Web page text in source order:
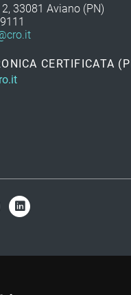
33081 Aviano (PN)
CERTIFICATA